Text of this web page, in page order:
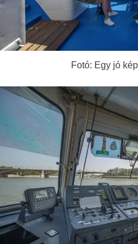
Fotó: Egy jó